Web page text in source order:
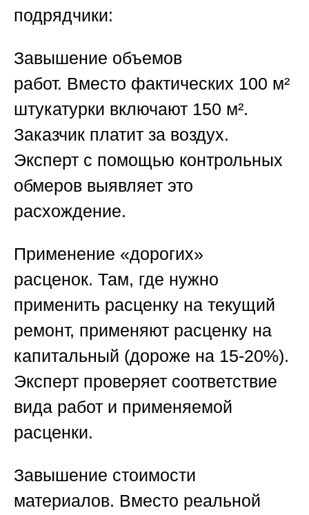
подрядчики:
Завышение объемов
работ. Вместо фактических 100 м²
штукатурки включают 150 м².
Заказчик платит за воздух.
Эксперт с помощью контрольных
обмеров выявляет это
расхождение.
Применение «дорогих»
расценок. Там, где нужно
применить расценку на текущий
ремонт, применяют расценку на
капитальный (дороже на 15-20%).
Эксперт проверяет соответствие
вида работ и применяемой
расценки.
Завышение стоимости
материалов. Вместо реальной